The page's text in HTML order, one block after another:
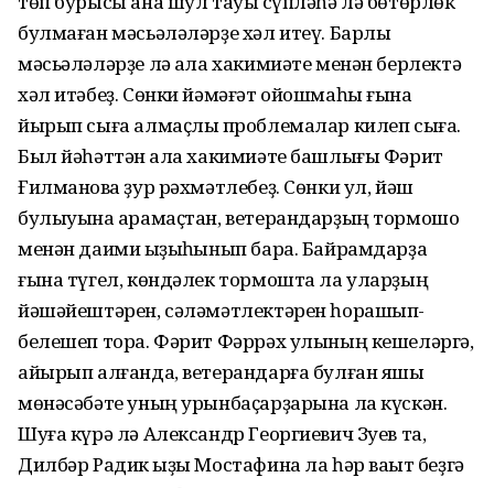
булмаған мәсьәләләрҙе хәл итеү. Барлыҡ
мәсьәләләрҙе лә ҡала хакимиәте менән берлектә
хәл итәбеҙ. Сөнки йәмәғәт ойошмаһы ғына
йырып сыға алмаҫлыҡ проблемалар килеп сыға.
Был йәһәттән ҡала хакимиәте башлығы Фәрит
Ғилмановҡа ҙур рәхмәтлебеҙ. Сөнки ул, йәш
булыуына ҡарамаҫтан, ветерандарҙың тормошо
менән даими ҡыҙыҡһынып бара. Байрамдарҙа
ғына түгел, көндәлек тормошта ла уларҙың
йәшәйештәрен, сәләмәтлектәрен һорашып-
белешеп тора. Фәрит Фәррәх улының кешеләргә,
айырып алғанда, ветерандарға булған яҡшы
мөнәсәбәте уның урынбаҫарҙарына ла күскән.
Шуға күрә лә Александр Георгиевич Зуев та,
Дилбәр Радик ҡыҙы Мостафина ла һәр ваҡыт беҙгә